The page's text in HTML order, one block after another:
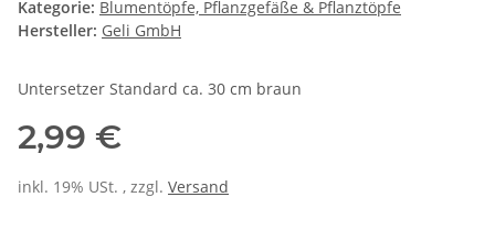
Kategorie: Blumentöpfe, Pflanzgefäße & Pflanztöpfe
Hersteller: Geli GmbH
Untersetzer Standard ca. 30 cm braun
2,99 €
inkl. 19% USt. , zzgl. Versand